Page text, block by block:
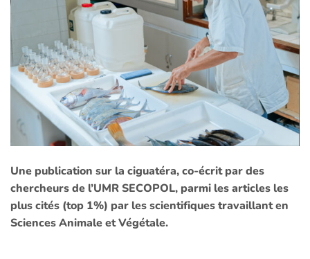
Une publication sur la ciguatéra, co-écrit par des
chercheurs de l’UMR SECOPOL, parmi les articles les
plus cités (top 1%) par les scientifiques travaillant en
Sciences Animale et Végétale.